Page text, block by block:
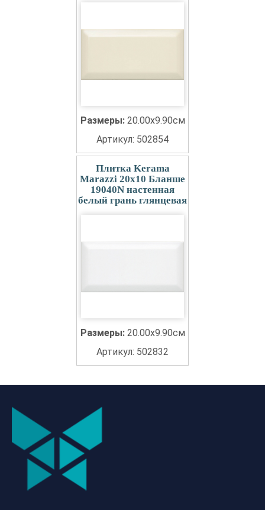
Размеры: 20.00x9.90см
Артикул: 502854
Плитка Kerama
Marazzi 20x10 Бланше
19040N настенная
белый грань глянцевая
Размеры: 20.00x9.90см
Артикул: 502832